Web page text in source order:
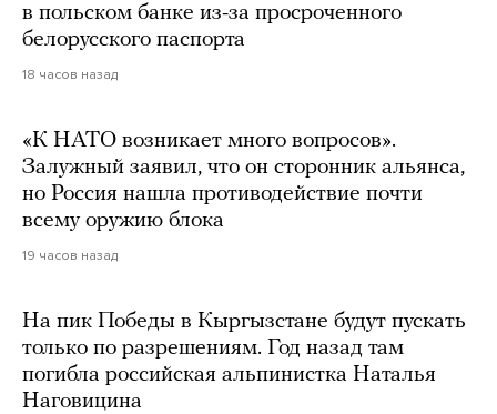
в польском банке из-за просроченного
белорусского паспорта
18 часов назад
«К НАТО возникает много вопросов».
Залужный заявил, что он сторонник альянса,
но Россия нашла противодействие почти
всему оружию блока
19 часов назад
На пик Победы в Кыргызстане будут пускать
только по разрешениям. Год назад там
погибла российская альпинистка Наталья
Наговицина